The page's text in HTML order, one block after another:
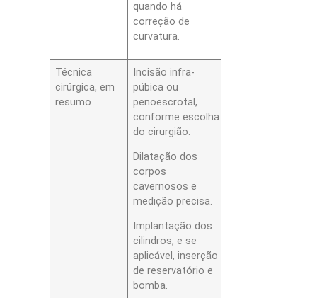
quando há
correção de
curvatura.
Técnica
cirúrgica, em
resumo
Incisão infra-
púbica ou
penoescrotal,
conforme escolha
do cirurgião.
Dilatação dos
corpos
cavernosos e
medição precisa.
Implantação dos
cilindros, e se
aplicável, inserção
de reservatório e
bomba.